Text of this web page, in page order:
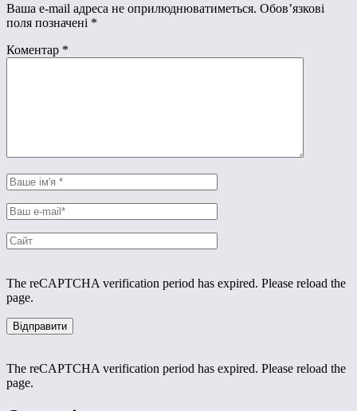
Ваша e-mail адреса не оприлюднюватиметься. Обов’язкові
поля позначені *
Коментар *
The reCAPTCHA verification period has expired. Please reload the
page.
The reCAPTCHA verification period has expired. Please reload the
page.